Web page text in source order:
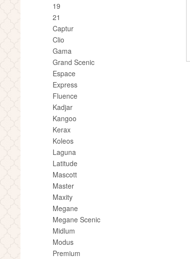
19
21
Captur
Clio
Gama
Grand Scenic
Espace
Express
Fluence
Kadjar
Kangoo
Kerax
Koleos
Laguna
Latitude
Mascott
Master
Maxity
Megane
Megane Scenic
Midlum
Modus
Premium